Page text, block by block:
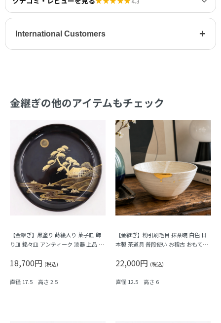
International Customers +
金継ぎの他のアイテムもチェック
【金継ぎ】黒塗り 蒔絵入り 菓子皿 飾
り皿 銘々皿 アンティーク 漆器 上品 お
藁葺き屋）
18,700円 (税込)
直径 17.5 高さ 2.5
【金継ぎ】粉引刷毛目 抹茶碗 白色 日
本製 茶道具 普段使い お稽古 おもてな
22,000円 (税込)
直径 12.5 高さ 6